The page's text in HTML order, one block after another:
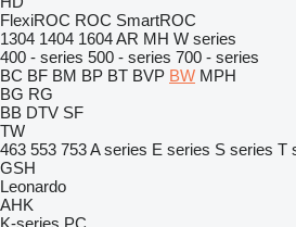
FlexiROC ROC SmartROC
1304 1404 1604AR MH W series
400 - series 500 - series 700 - series
BC BF BM BP BT BVP BW MPH
BG RG
BB DTV SF
TW
463 553 753A series E series S series T
GSH
Leonardo
AHK
K-series PC